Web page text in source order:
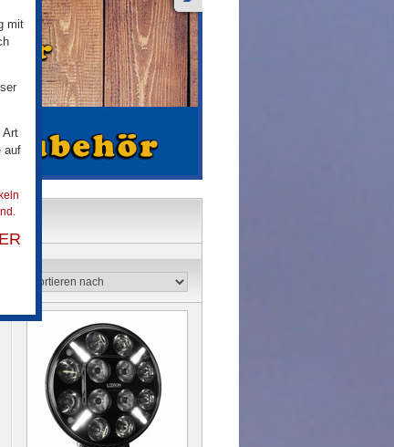
mit
Art
auf